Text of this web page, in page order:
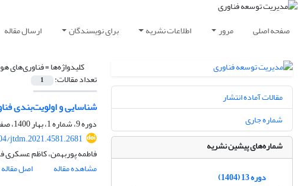
صفحه اصلی مرور اطلاعات نشریه برای نویسندگان ارسال مقاله
کلیدواژه‌ها =فناوری‌های
تعداد مقالات: 1
شناسایی و اولویت‌بندی
دوره 9، شماره 1، بهار 1400، صفحه
jtdm.2021.4581.2681
فاطمه پوربهمن، کاظم
مشاهده مقاله
اصل مقاله
مقالات آماده انتشار
شماره جاری
شماره‌های پیشین نشریه
دوره 13 (1404)